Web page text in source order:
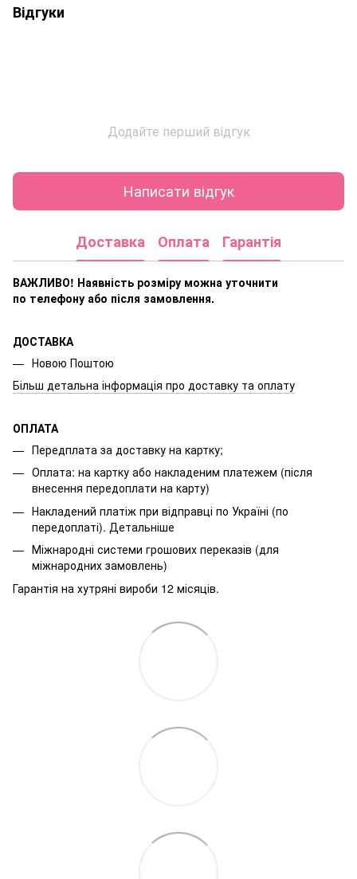
Відгуки
Додайте перший відгук
Написати відгук
Доставка Оплата Гарантія
ВАЖЛИВО! Наявність розміру можна уточнити
по телефону або після замовлення.
ДОСТАВКА
Новою Поштою
Більш детальна інформація про доставку та оплату
ОПЛАТА
Передплата за доставку на картку;
Оплата: на картку або накладеним платежем (після
внесення передоплати на карту)
Накладений платіж при відправці по Україні (по
передоплаті). Детальніше
Міжнародні системи грошових переказів (для
міжнародних замовлень)
Гарантія на хутряні вироби 12 місяців.